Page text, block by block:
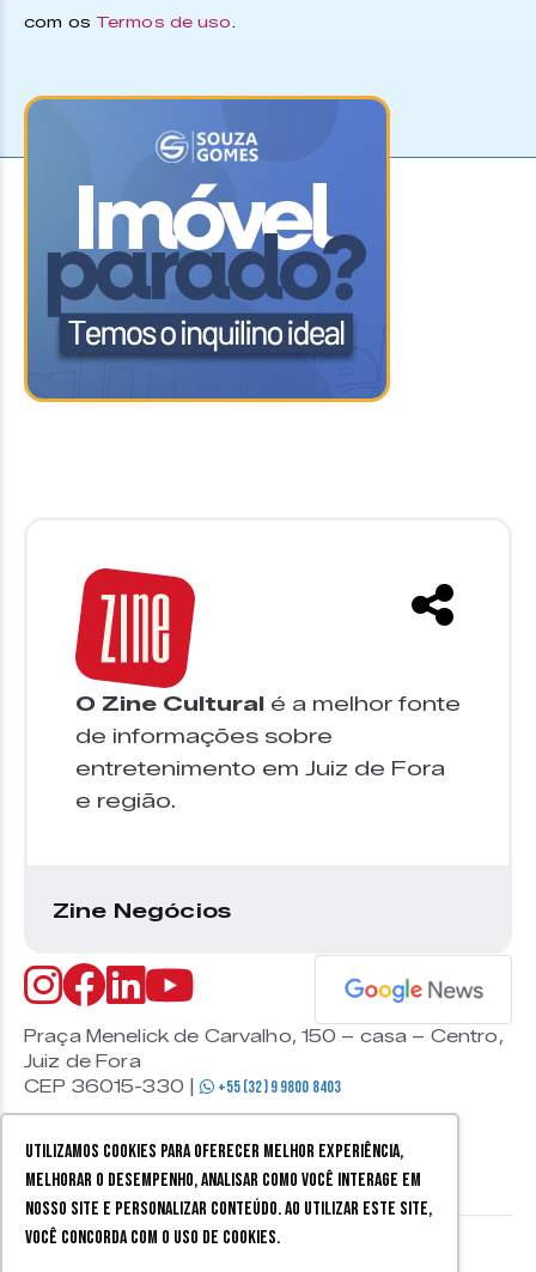
Utilizamos cookies para oferecer melhor experiência,
melhorar o desempenho, analisar como você interage em
nosso site e personalizar conteúdo. Ao utilizar este site,
você concorda com o uso de cookies.
com os Termos de uso.
O Zine Cultural é a melhor fonte
de informações sobre
entretenimento em Juiz de Fora
e região.
Zine Negócios
Praça Menelick de Carvalho, 150 – casa – Centro,
Juiz de Fora
CEP 36015-330 |
+55 (32) 9 9800 8403